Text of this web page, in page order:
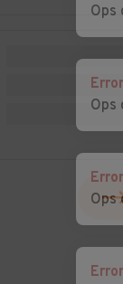
Ops
Error
Ops
Error
Ops
Error